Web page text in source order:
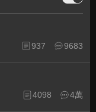
937 9683
4098 4萬